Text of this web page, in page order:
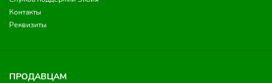
Контакты
Реквизиты
ПРОДАВЦАМ